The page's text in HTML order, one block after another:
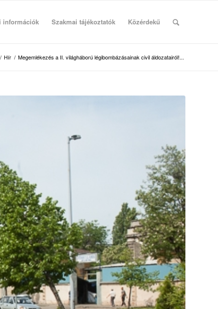
információk Szakmai tájékoztatók Közérdekű
/ Hír / Megemlékezés a II. világháború légibombázásainak civil áldozatairól!...